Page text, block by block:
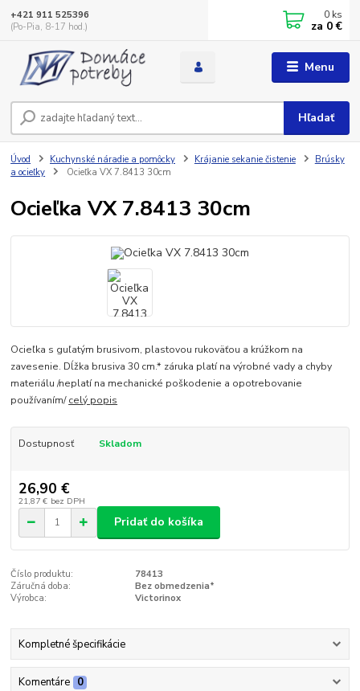
Menu
Hľadať
+421 911 525396
(Po-Pia, 8-17 hod.)
0 ks
za 0 €
Úvod Kuchynské náradie a pomôcky Krájanie sekanie čistenie
Brúsky
a ocieľky
Ocieľka VX 7.8413 30cm
Ocieľka VX 7.8413 30cm
Ocieľka s guľatým brusivom, plastovou rukoväťou a krúžkom na
zavesenie. Dĺžka brusiva 30 cm.* záruka platí na výrobné vady a chyby
materiálu /neplatí na mechanické poškodenie a opotrebovanie
používaním/celý popis
Dostupnosť Skladom
26,90 €
21,87 € bez DPH
Pridať do košíka
Číslo produktu:
78413
Záručná doba:
Bez obmedzenia*
Výrobca:
Victorinox
Kompletné špecifikácie
Komentáre 0